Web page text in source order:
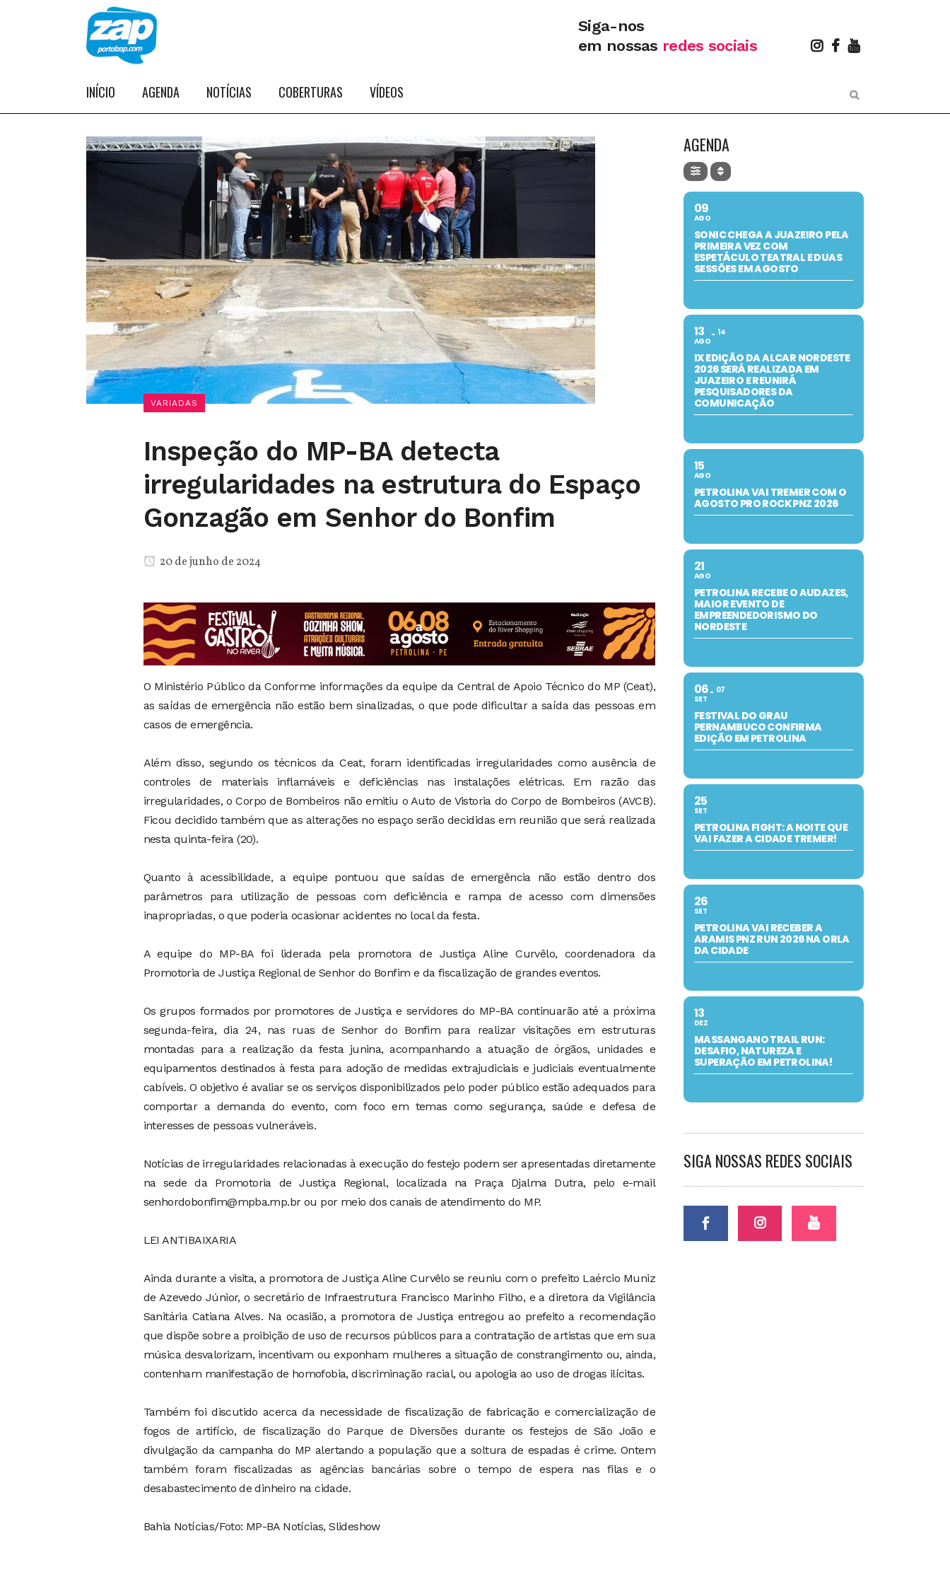
Siga-nos
em nossas redes sociais
INÍCIO AGENDA NOTÍCIAS COBERTURAS VÍDEOS
VARIADAS
Inspeção do MP-BA detecta
irregularidades na estrutura do Espaço
Gonzagão em Senhor do Bonfim
20 de junho de 2024
O Ministério Público da Conforme informações da equipe da Central de Apoio Técnico do MP (Ceat),
as saídas de emergência não estão bem sinalizadas, o que pode dificultar a saída das pessoas em
casos de emergência.
Além disso, segundo os técnicos da Ceat, foram identificadas irregularidades como ausência de
controles de materiais inflamáveis e deficiências nas instalações elétricas. Em razão das
irregularidades, o Corpo de Bombeiros não emitiu o Auto de Vistoria do Corpo de Bombeiros (AVCB).
Ficou decidido também que as alterações no espaço serão decididas em reunião que será realizada
nesta quinta-feira (20).
Quanto à acessibilidade, a equipe pontuou que saídas de emergência não estão dentro dos
parâmetros para utilização de pessoas com deficiência e rampa de acesso com dimensões
inapropriadas, o que poderia ocasionar acidentes no local da festa.
A equipe do MP-BA foi liderada pela promotora de Justiça Aline Curvêlo, coordenadora da
Promotoria de Justiça Regional de Senhor do Bonfim e da fiscalização de grandes eventos.
Os grupos formados por promotores de Justiça e servidores do MP-BA continuarão até a próxima
segunda-feira, dia 24, nas ruas de Senhor do Bonfim para realizar visitações em estruturas
montadas para a realização da festa junina, acompanhando a atuação de órgãos, unidades e
equipamentos destinados à festa para adoção de medidas extrajudiciais e judiciais eventualmente
cabíveis. O objetivo é avaliar se os serviços disponibilizados pelo poder público estão adequados para
comportar a demanda do evento, com foco em temas como segurança, saúde e defesa de
interesses de pessoas vulneráveis.
Notícias de irregularidades relacionadas à execução do festejo podem ser apresentadas diretamente
na sede da Promotoria de Justiça Regional, localizada na Praça Djalma Dutra, pelo e-mail
senhordobonfim@mpba.mp.brou por meio dos canais de atendimento do MP.
LEI ANTIBAIXARIA
Ainda durante a visita, a promotora de Justiça Aline Curvêlo se reuniu com o prefeito Laércio Muniz
de Azevedo Júnior, o secretário de Infraestrutura Francisco Marinho Filho, e a diretora da Vigilância
Sanitária Catiana Alves. Na ocasião, a promotora de Justiça entregou ao prefeito a recomendação
que dispõe sobre a proibição de uso de recursos públicos para a contratação de artistas que em sua
música desvalorizam, incentivam ou exponham mulheres a situação de constrangimento ou, ainda,
contenham manifestação de homofobia, discriminação racial, ou apologia ao uso de drogas ilícitas.
Também foi discutido acerca da necessidade de fiscalização de fabricação e comercialização de
fogos de artifício, de fiscalização do Parque de Diversões durante os festejos de São João e
divulgação da campanha do MP alertando a população que a soltura de espadas é crime. Ontem
também foram fiscalizadas as agências bancárias sobre o tempo de espera nas filas e o
desabastecimento de dinheiro na cidade.
Bahia Notícias/Foto: MP-BA Notícias, Slideshow
AGENDA
09
AGO
SONIC CHEGA A JUAZEIRO PELA
PRIMEIRA VEZ COM
ESPETÁCULO TEATRAL E DUAS
SESSÕES EM AGOSTO
13
AGO
14
IX EDIÇÃO DA ALCAR NORDESTE
2026 SERÁ REALIZADA EM
JUAZEIRO E REUNIRÁ
PESQUISADORES DA
COMUNICAÇÃO
15
AGO
PETROLINA VAI TREMER COM O
AGOSTO PRO ROCK PNZ 2026
21
AGO
PETROLINA RECEBE O AUDAZES,
MAIOR EVENTO DE
EMPREENDEDORISMO DO
NORDESTE
06
SET
07
FESTIVAL DO GRAU
PERNAMBUCO CONFIRMA
EDIÇÃO EM PETROLINA
25
SET
PETROLINA FIGHT: A NOITE QUE
VAI FAZER A CIDADE TREMER!
26
SET
PETROLINA VAI RECEBER A
ARAMIS PNZ RUN 2026 NA ORLA
DA CIDADE
13
DEZ
MASSANGANO TRAIL RUN:
DESAFIO, NATUREZA E
SUPERAÇÃO EM PETROLINA!
SIGA NOSSAS REDES SOCIAIS